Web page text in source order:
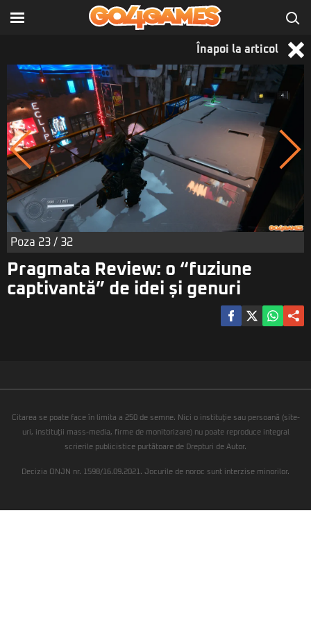
Înapoi la articol
Poza 23 / 32
Pragmata Review: o “fuziune
captivantă” de idei și genuri
Citarea se poate face în limita a 250 de semne. Nici o instituţie sau persoană (site-
uri, instituţii mass-media, firme de monitorizare) nu poate reproduce integral
scrierile publicistice purtătoare de Drepturi de Autor.
Decizia ONJN nr. 1598/16.09.2021. Jocurile de noroc sunt interzise minorilor.